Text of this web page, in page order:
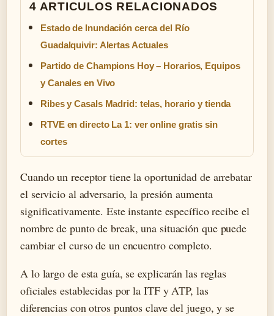
4 ARTICULOS RELACIONADOS
Estado de Inundación cerca del Río
Guadalquivir: Alertas Actuales
Partido de Champions Hoy – Horarios, Equipos
y Canales en Vivo
Ribes y Casals Madrid: telas, horario y tienda
RTVE en directo La 1: ver online gratis sin
cortes
Cuando un receptor tiene la oportunidad de arrebatar
el servicio al adversario, la presión aumenta
significativamente. Este instante específico recibe el
nombre de punto de break, una situación que puede
cambiar el curso de un encuentro completo.
A lo largo de esta guía, se explicarán las reglas
oficiales establecidas por la ITF y ATP, las
diferencias con otros puntos clave del juego, y se